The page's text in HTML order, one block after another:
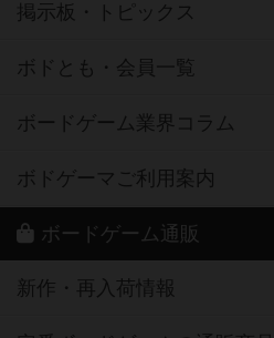
掲示板・トピックス
ボドとも・会員一覧
ボードゲーム業界コラム
ボドゲーマご利用案内
ボードゲーム通販
新作・再入荷情報